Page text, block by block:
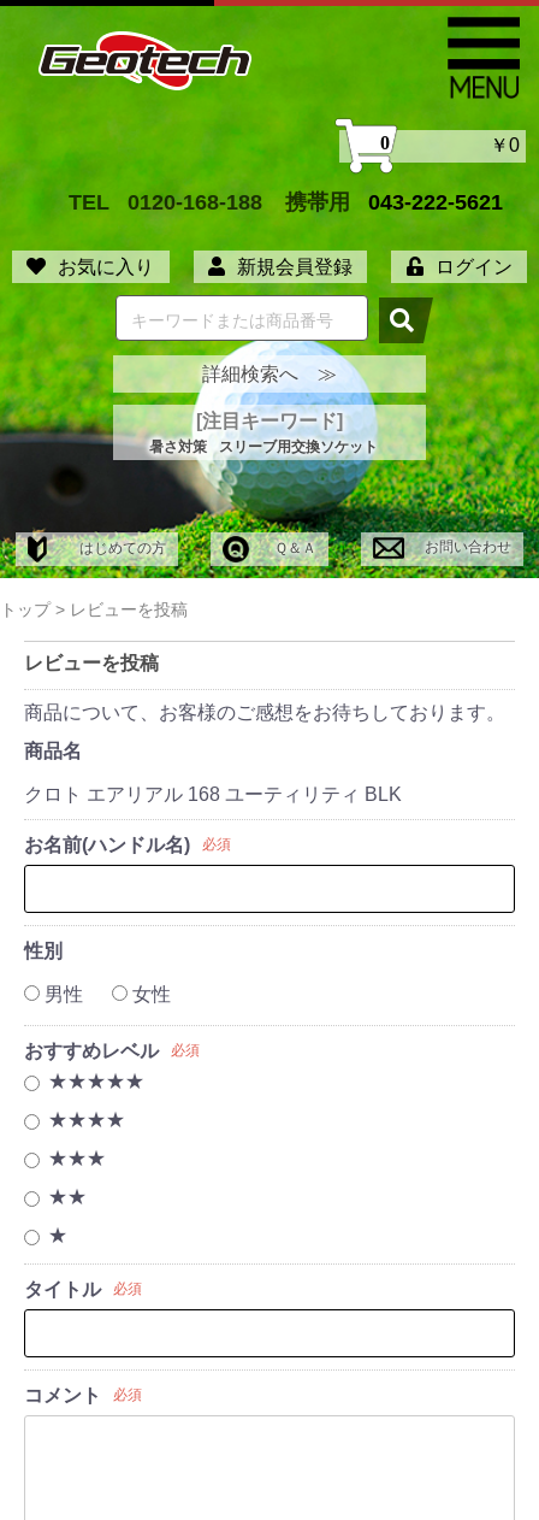
TEL 0120-168-188 携帯用 043-222-5621
お気に入り 新規会員登録 ログイン
0 ￥0
詳細検索へ ≫
[注目キーワード]
暑さ対策 スリーブ用交換ソケット
はじめての方 Ｑ＆Ａ お問い合わせ
トップ > レビューを投稿
レビューを投稿
商品について、お客様のご感想をお待ちしております。
商品名
クロト エアリアル 168 ユーティリティ BLK
お名前(ハンドル名) 必須
性別
男性 女性
おすすめレベル 必須
★★★★★
★★★★
★★★
★★
★
タイトル 必須
コメント 必須